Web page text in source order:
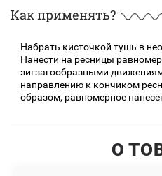
Как применять?
Набрать кисточкой тушь в
Нанести на ресницы
зигзагообразными
направлению к кончиком
образом, равномерное
О